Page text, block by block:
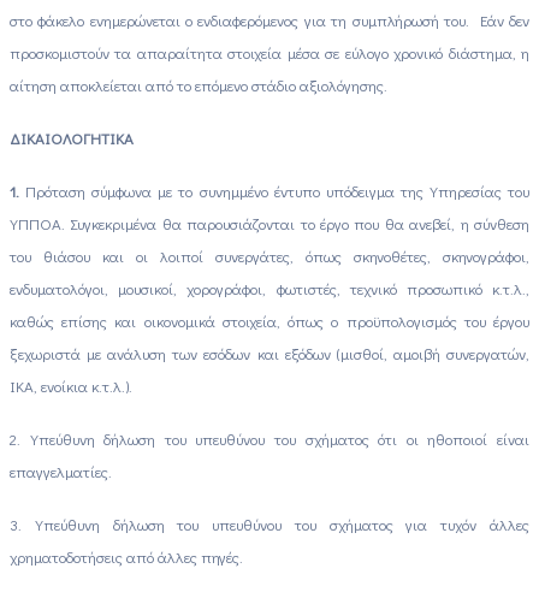
στο φάκελο ενημερώνεται ο ενδιαφερόμενος για τη συμπλήρωσή του. Εάν δεν
προσκομιστούν τα απαραίτητα στοιχεία μέσα σε εύλογο χρονικό διάστημα, η
αίτηση αποκλείεται από το επόμενο στάδιο αξιολόγησης.
ΔΙΚΑΙΟΛΟΓΗΤΙΚΑ
1. Πρόταση σύμφωνα με το συνημμένο έντυπο υπόδειγμα της Υπηρεσίας του
ΥΠΠΟΑ. Συγκεκριμένα θα παρουσιάζονται το έργο που θα ανεβεί, η σύνθεση
του θιάσου και οι λοιποί συνεργάτες, όπως σκηνοθέτες, σκηνογράφοι,
ενδυματολόγοι, μουσικοί, χορογράφοι, φωτιστές, τεχνικό προσωπικό κ.τ.λ.,
καθώς επίσης και οικονομικά στοιχεία, όπως ο προϋπολογισμός του έργου
ξεχωριστά με ανάλυση των εσόδων και εξόδων (μισθοί, αμοιβή συνεργατών,
ΙΚΑ, ενοίκια κ.τ.λ.).
2. Υπεύθυνη δήλωση του υπευθύνου του σχήματος ότι οι ηθοποιοί είναι
επαγγελματίες.
3. Υπεύθυνη δήλωση του υπευθύνου του σχήματος για τυχόν άλλες
χρηματοδοτήσεις από άλλες πηγές.